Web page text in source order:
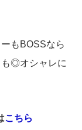
もBOSSなら
も◎オシャレに
こちら